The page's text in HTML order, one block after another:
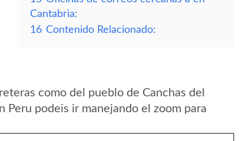
Cantabria:
16 Contenido Relacionado:
como del pueblo de Canchas del
podeis ir manejando el zoom para